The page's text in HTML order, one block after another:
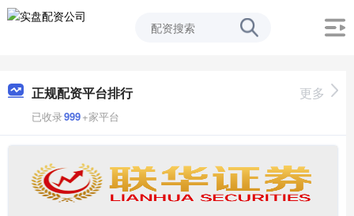
正规配资平台排行
已收录999+家平台
更多